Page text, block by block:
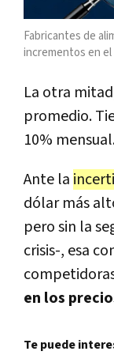
Fabricantes de
incrementos en
La otra
promedio.
10%
Ante la
dólar más
pero sin la
crisis-, esa
en los
Te puede